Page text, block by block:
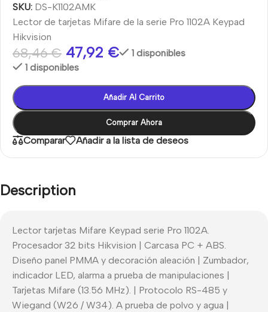
SKU: DS-K1102AMK
Lector de tarjetas Mifare de la serie Pro 1102A Keypad
Hikvision
68,46€ 47,92 €
1 disponibles
1 disponibles
Añadir Al Carrito
Comprar Ahora
Comparar Añadir a la lista de deseos
Description
Lector tarjetas Mifare Keypad serie Pro 1102A.
Procesador 32 bits Hikvision | Carcasa PC + ABS.
Diseño panel PMMA y decoración aleación | Zumbador,
indicador LED, alarma a prueba de manipulaciones |
Tarjetas Mifare (13.56 MHz). | Protocolo RS-485 y
Wiegand (W26 / W34). A prueba de polvo y agua |